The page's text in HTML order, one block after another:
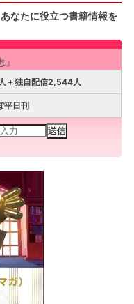
なたに役立つ書籍情報を
＋独自配信2,544人
平日刊